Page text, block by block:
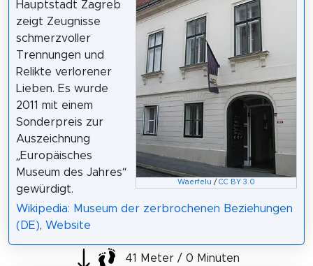
Waerfelu /CC BY 3.0
Hauptstadt Zagreb
zeigt Zeugnisse
schmerzvoller
Trennungen und
Relikte verlorener
Lieben. Es wurde
2011 mit einem
Sonderpreis zur
Auszeichnung
„Europäisches
Museum des Jahres“
gewürdigt.
Wikipedia: Museum der zerbrochenen Beziehungen
(DE), Website
41 Meter / 0 Minuten